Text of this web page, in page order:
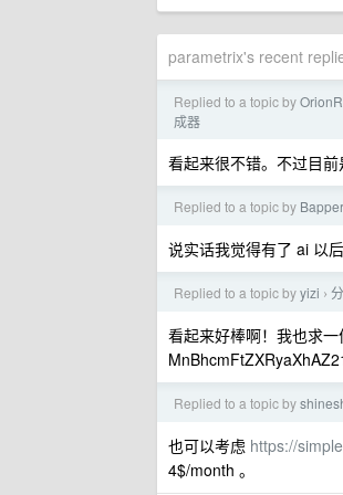
parametrix's recent
Replied to a topic by
成器
看起来很不错。不过目
Replied to a topic by Bapper
说实话我觉得有了 ai 以
Replied to a topic byyizi ›
看起来好棒啊！我也求
Replied to a topic by
也可以考虑 https://
4$/month 。